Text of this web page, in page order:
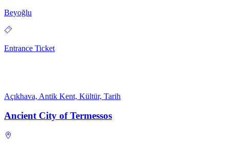
Beyoğlu
Entrance Ticket
Açıkhava, Antik Kent, Kültür, Tarih
Ancient City of Termessos